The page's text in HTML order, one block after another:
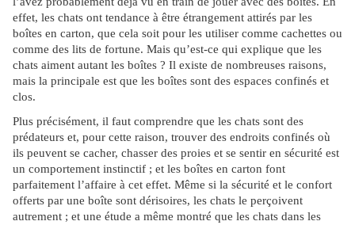
effet, les chats ont tendance à être étrangement attirés par les
boîtes en carton, que cela soit pour les utiliser comme cachettes ou
comme des lits de fortune. Mais qu’est-ce qui explique que les
chats aiment autant les boîtes ? Il existe de nombreuses raisons,
mais la principale est que les boîtes sont des espaces confinés et
clos.
Plus précisément, il faut comprendre que les chats sont des
prédateurs et, pour cette raison, trouver des endroits confinés où
ils peuvent se cacher, chasser des proies et se sentir en sécurité est
un comportement instinctif ; et les boîtes en carton font
parfaitement l’affaire à cet effet. Même si la sécurité et le confort
offerts par une boîte sont dérisoires, les chats le perçoivent
autrement ; et une étude a même montré que les chats dans les